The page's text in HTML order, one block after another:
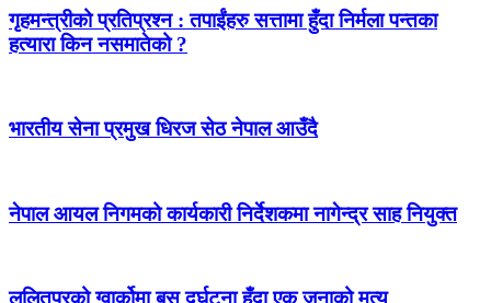
गृहमन्त्रीको प्रतिप्रश्न : तपाईंहरु सत्तामा हुँदा निर्मला पन्तका
हत्यारा किन नसमातेको ?
भारतीय सेना प्रमुख धिरज सेठ नेपाल आउँदै
नेपाल आयल निगमको कार्यकारी निर्देशकमा नागेन्द्र साह नियुक्त
ललितपुरको ग्वार्कोमा बस दुर्घटना हुँदा एक जनाको मृत्यु